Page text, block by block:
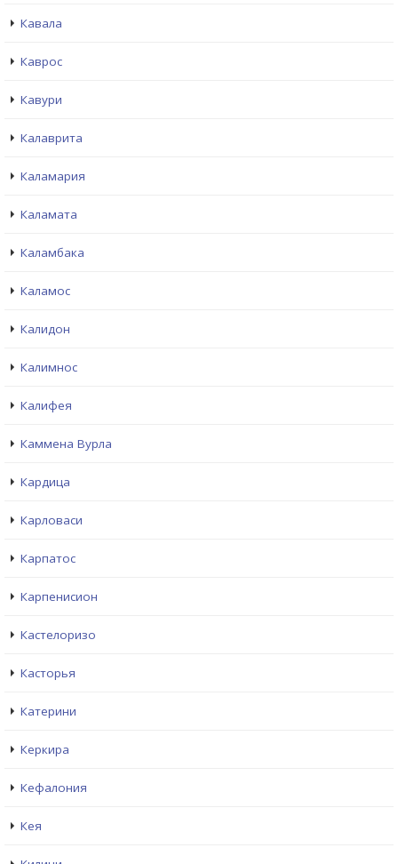
Кавала
Каврос
Кавури
Калаврита
Каламария
Каламата
Каламбака
Каламос
Калидон
Калимнос
Калифея
Каммена Вурла
Кардица
Карловаси
Карпатос
Карпенисион
Кастелоризо
Касторья
Катерини
Керкира
Кефалония
Кея